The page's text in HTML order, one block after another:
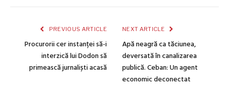
PREVIOUS ARTICLE
Procurorii cer instanței să-i
interzică lui Dodon să
primească jurnaliști acasă
NEXT ARTICLE
Apă neagră ca tăciunea,
deversată în canalizarea
publică. Ceban: Un agent
economic deconectat